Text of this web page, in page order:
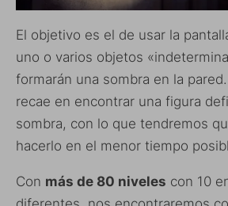
El objetivo es el de usar la
uno o varios objetos
formarán una sombra en la
recae en encontrar una figura
sombra, con lo que tendremos
hacerlo en el menor tiempo
Con más de 80 niveles con 10